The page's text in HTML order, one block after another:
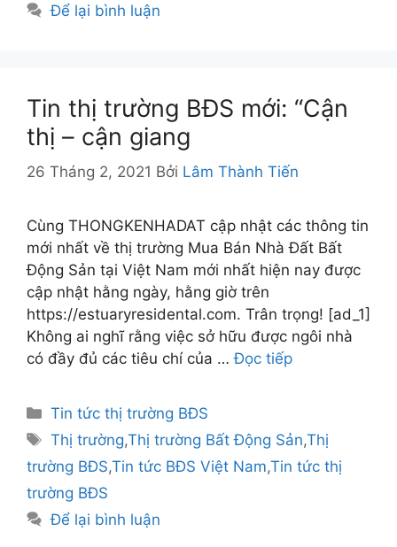
Để lại bình luận
Tin thị trường BĐS mới: “Cận
thị – cận giang
26 Tháng 2, 2021 Bởi Lâm Thành Tiến
Cùng THONGKENHADAT cập nhật các thông tin
mới nhất về thị trường Mua Bán Nhà Đất Bất
Động Sản tại Việt Nam mới nhất hiện nay được
cập nhật hằng ngày, hằng giờ trên
https://estuaryresidental.com. Trân trọng! [ad_1]
Không ai nghĩ rằng việc sở hữu được ngôi nhà
có đầy đủ các tiêu chí của …Đọc tiếp
Danh
mục
Tin tức thị trường BĐS
Thẻ
Thị trường,Thị trường Bất Động Sản,Thị
trường BĐS,Tin tức BĐS Việt Nam,Tin tức thị
trường BĐS
Để lại bình luận